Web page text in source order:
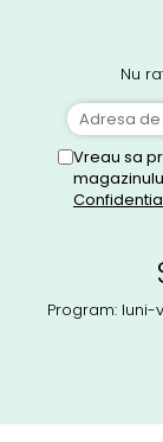
Nu
Vreau sa
Program: luni-